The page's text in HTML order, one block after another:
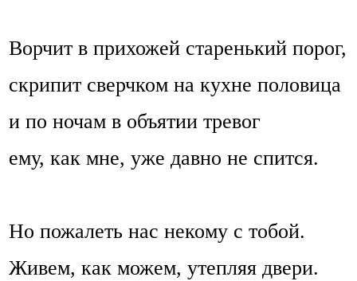
Ворчит в прихожей старенький порог,
скрипит сверчком на кухне половица
и по ночам в объятии тревог
ему, как мне, уже давно не спится.
Но пожалеть нас некому с тобой.
Живем, как можем, утепляя двери.